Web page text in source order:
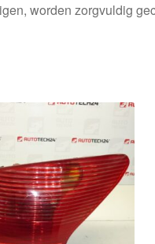
worden zorgvuldig